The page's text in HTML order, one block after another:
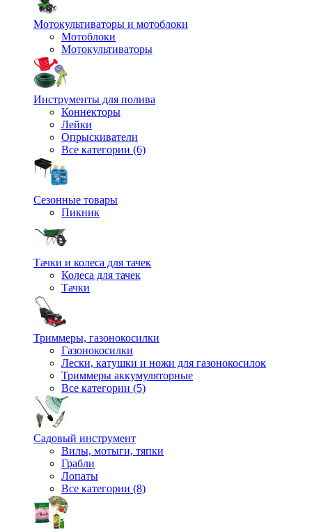
Мотокультиваторы и мотоблоки
Мотоблоки
Мотокультиваторы
Инструменты для полива
Коннекторы
Лейки
Опрыскиватели
Все категории (6)
Сезонные товары
Пикник
Тачки и колеса для тачек
Колеса для тачек
Тачки
Триммеры, газонокосилки
Газонокосилки
Лески, катушки и ножи для газонокосилок
Триммеры аккумуляторные
Все категории (5)
Садовый инструмент
Вилы, мотыги, тяпки
Грабли
Лопаты
Все категории (8)